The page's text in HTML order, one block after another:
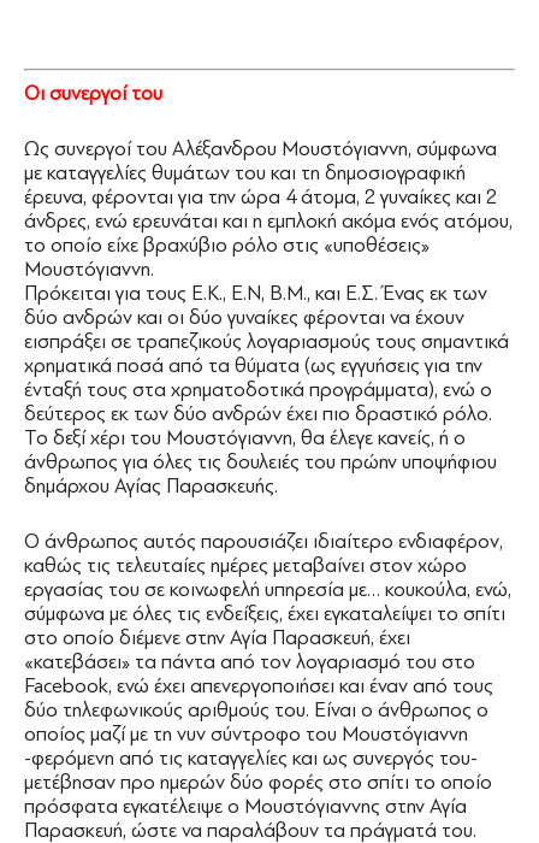
Οι συνεργοί του
Ως συνεργοί του Αλέξανδρου Μουστόγιαννη, σύμφωνα
με καταγγελίες θυμάτων του και τη δημοσιογραφική
έρευνα, φέρονται για την ώρα 4 άτομα, 2 γυναίκες και 2
άνδρες, ενώ ερευνάται και η εμπλοκή ακόμα ενός ατόμου,
το οποίο είχε βραχύβιο ρόλο στις «υποθέσεις»
Μουστόγιαννη.
Πρόκειται για τους Ε.Κ., Ε.Ν, Β.Μ., και Ε.Σ. Ένας εκ των
δύο ανδρών και οι δύο γυναίκες φέρονται να έχουν
εισπράξει σε τραπεζικούς λογαριασμούς τους σημαντικά
χρηματικά ποσά από τα θύματα (ως εγγυήσεις για την
ένταξή τους στα χρηματοδοτικά προγράμματα), ενώ ο
δεύτερος εκ των δύο ανδρών έχει πιο δραστικό ρόλο.
Το δεξί χέρι του Μουστόγιαννη, θα έλεγε κανείς, ή ο
άνθρωπος για όλες τις δουλειές του πρώην υποψήφιου
δημάρχου Αγίας Παρασκευής.
Ο άνθρωπος αυτός παρουσιάζει ιδιαίτερο ενδιαφέρον,
καθώς τις τελευταίες ημέρες μεταβαίνει στον χώρο
εργασίας του σε κοινωφελή υπηρεσία με… κουκούλα, ενώ,
σύμφωνα με όλες τις ενδείξεις, έχει εγκαταλείψει το σπίτι
στο οποίο διέμενε στην Αγία Παρασκευή, έχει
«κατεβάσει» τα πάντα από τον λογαριασμό του στο
Facebook, ενώ έχει απενεργοποιήσει και έναν από τους
δύο τηλεφωνικούς αριθμούς του. Είναι ο άνθρωπος ο
οποίος μαζί με τη νυν σύντροφο του Μουστόγιαννη
-φερόμενη από τις καταγγελίες και ως συνεργός του-
μετέβησαν προ ημερών δύο φορές στο σπίτι το οποίο
πρόσφατα εγκατέλειψε ο Μουστόγιαννης στην Αγία
Παρασκευή, ώστε να παραλάβουν τα πράγματά του.